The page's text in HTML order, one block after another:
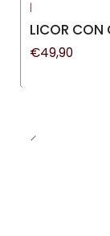
|
LICOR CON
€49,90